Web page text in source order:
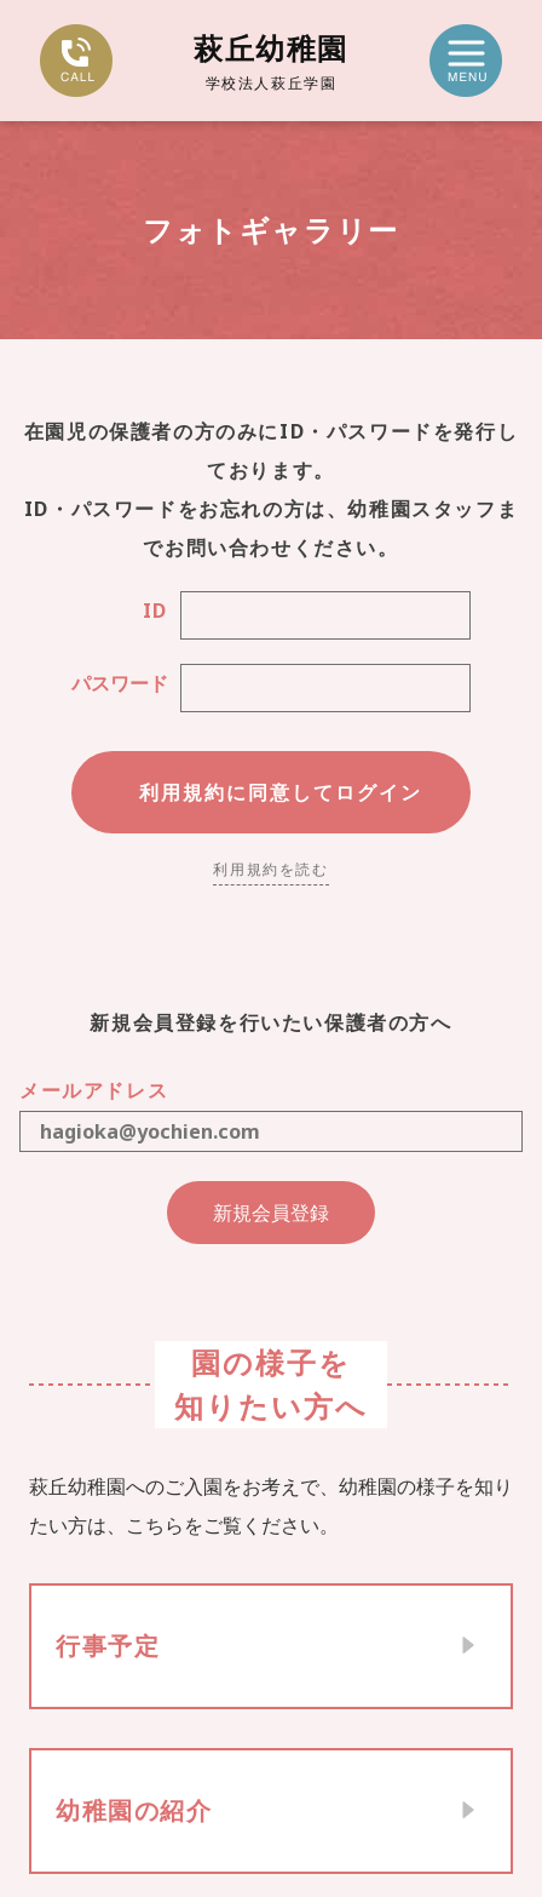
萩丘幼稚園
学校法人萩丘学園
フォトギャラリー
在園児の保護者の方のみにID・パスワードを発行し
ております。
ID・パスワードをお忘れの方は、幼稚園スタッフま
でお問い合わせください。
ID
パスワード
利用規約を読む
新規会員登録を行いたい保護者の方へ
メールアドレス
園の様子を
知りたい方へ
萩丘幼稚園へのご入園をお考えで、幼稚園の様子を知り
たい方は、こちらをご覧ください。
行事予定
幼稚園の紹介